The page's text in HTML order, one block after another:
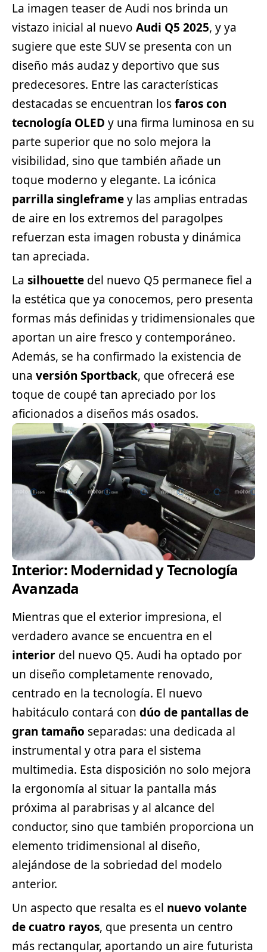
La imagen teaser de Audi nos brinda un
vistazo inicial al nuevo Audi Q5 2025, y ya
sugiere que este SUV se presenta con un
diseño más audaz y deportivo que sus
predecesores. Entre las características
destacadas se encuentran losfaros con
tecnología OLED y una firma luminosa en su
parte superior que no solo mejora la
visibilidad, sino que también añade un
toque moderno y elegante. La icónica
parrilla singleframey las amplias entradas
de aire en los extremos del paragolpes
refuerzan esta imagen robusta y dinámica
tan apreciada.
La silhouette del nuevo Q5 permanece fiel a
la estética que ya conocemos, pero presenta
formas más definidas y tridimensionales que
aportan un aire fresco y contemporáneo.
Además, se ha confirmado la existencia de
una versión Sportback, que ofrecerá ese
toque de coupé tan apreciado por los
aficionados a diseños más osados.
Interior: Modernidad y Tecnología
Avanzada
Mientras que el exterior impresiona, el
verdadero avance se encuentra en el
interior del nuevo Q5. Audi ha optado por
un diseño completamente renovado,
centrado en la tecnología. El nuevo
habitáculo contará con dúo de pantallas de
gran tamaño separadas: una dedicada al
instrumental y otra para el sistema
multimedia. Esta disposición no solo mejora
la ergonomía al situar la pantalla más
próxima al parabrisas y al alcance del
conductor, sino que también proporciona un
elemento tridimensional al diseño,
alejándose de la sobriedad del modelo
anterior.
Un aspecto que resalta es el nuevo volante
de cuatro rayos, que presenta un centro
más rectangular, aportando un aire futurista